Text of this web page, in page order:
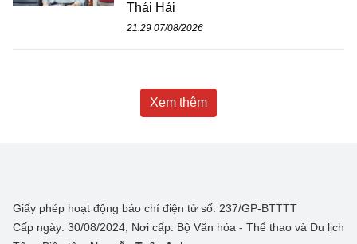
Thái Hải
21:29 07/08/2026
Xem thêm
Giấy phép hoạt động báo chí điện tử số: 237/GP-BTTTT
Cấp ngày: 30/08/2024; Nơi cấp: Bộ Văn hóa - Thể thao và Du lịch